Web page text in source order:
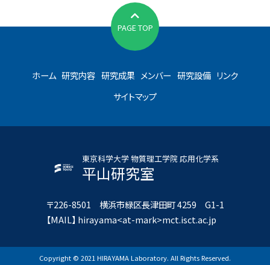
東京科学大学 物質理工学院 応用化学系
平山研究室
〒226-8501 横浜市緑区長津田町 4259 G1-1
【MAIL】 hirayama<at-mark>mct.isct.ac.jp
ホーム 研究内容 研究成果 メンバー 研究設備 リンク
サイトマップ
Copyright © 2021 HIRAYAMA Laboratory. All Rights Reserved.
PAGE TOP